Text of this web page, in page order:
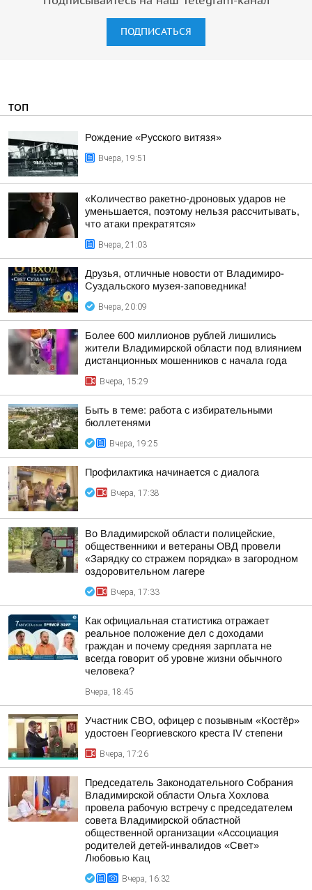
ПОДПИСАТЬСЯ
ТОП
Рождение «Русского витязя»
Вчера, 19:51
«Количество ракетно-дроновых ударов не
уменьшается, поэтому нельзя рассчитывать,
что атаки прекратятся»
Вчера, 21:03
Друзья, отличные новости от Владимиро-
Суздальского музея-заповедника!
Вчера, 20:09
Более 600 миллионов рублей лишились
жители Владимирской области под влиянием
дистанционных мошенников с начала года
Вчера, 15:29
Быть в теме: работа с избирательными
бюллетенями
Вчера, 19:25
Профилактика начинается с диалога
Вчера, 17:38
Во Владимирской области полицейские,
общественники и ветераны ОВД провели
«Зарядку со стражем порядка» в загородном
оздоровительном лагере
Вчера, 17:33
Как официальная статистика отражает
реальное положение дел с доходами
граждан и почему средняя зарплата не
всегда говорит об уровне жизни обычного
человека?
Вчера, 18:45
Участник СВО, офицер с позывным «Костёр»
удостоен Георгиевского креста IV степени
Вчера, 17:26
Председатель Законодательного Собрания
Владимирской области Ольга Хохлова
провела рабочую встречу с председателем
совета Владимирской областной
общественной организации «Ассоциация
родителей детей-инвалидов «Свет»
Любовью Кац
Вчера, 16:32